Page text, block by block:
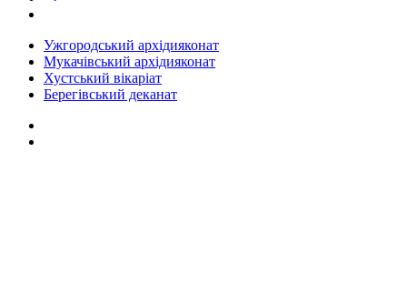
Ужгородський архідияконат
Мукачівський архідияконат
Хустський вікаріат
Берегівський деканат